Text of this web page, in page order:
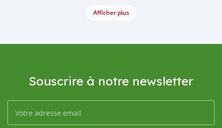
Afficher plus
Souscrire à notre newsletter